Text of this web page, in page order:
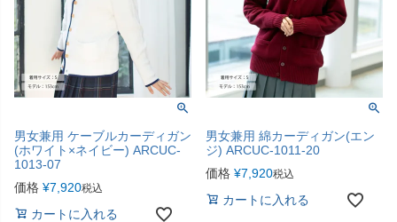
男女兼用 ケーブルカーディガン
(ホワイト×ネイビー) ARCUC-
1013-07
価格 ¥7,920税込
カートに入れる
男女兼用 綿カーディガン(エン
ジ) ARCUC-1011-20
価格 ¥7,920税込
カートに入れる